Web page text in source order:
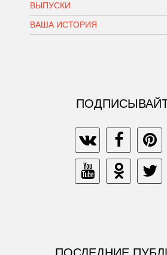
ВЫПУСКИ
ВАША ИСТОРИЯ